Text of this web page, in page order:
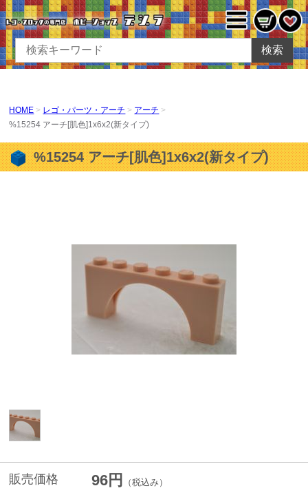
検索
HOME レゴ・パーツ・アーチ
アーチ
%15254 アーチ[肌色]1x6x2(新タイプ)
%15254 アーチ[肌色]1x6x2(新タイプ)
販売価格 96円 （税込み）